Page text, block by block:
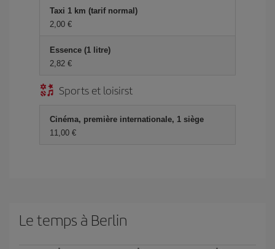
Taxi 1 km (tarif normal)
2,00 €
Essence (1 litre)
2,82 €
Sports et loisirst
Cinéma, première internationale, 1 siège
11,00 €
Le temps à Berlin